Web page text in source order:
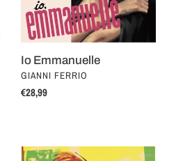
Io Emmanuelle
VENDOR
GIANNI FERRIO
Regular
€28,99
Il